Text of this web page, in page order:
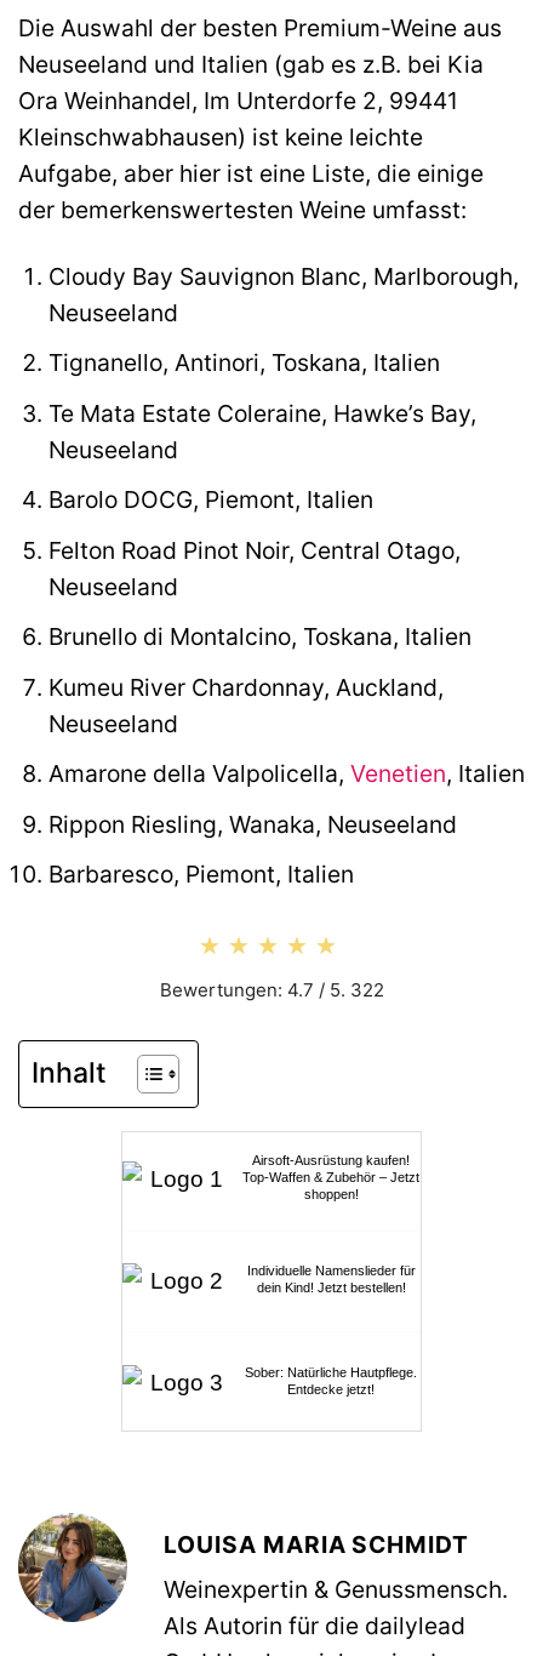
Die Auswahl der besten Premium-Weine aus
Neuseeland und Italien (gab es z.B. bei Kia
Ora Weinhandel, Im Unterdorfe 2, 99441
Kleinschwabhausen) ist keine leichte
Aufgabe, aber hier ist eine Liste, die einige
der bemerkenswertesten Weine umfasst:
Cloudy Bay Sauvignon Blanc, Marlborough,
Neuseeland
Tignanello, Antinori, Toskana, Italien
Te Mata Estate Coleraine, Hawke’s Bay,
Neuseeland
Barolo DOCG, Piemont, Italien
Felton Road Pinot Noir, Central Otago,
Neuseeland
Brunello di Montalcino, Toskana, Italien
Kumeu River Chardonnay, Auckland,
Neuseeland
Amarone della Valpolicella, Venetien, Italien
Rippon Riesling, Wanaka, Neuseeland
Barbaresco, Piemont, Italien
★★★★★
★★★★★
Bewertungen: 4.7 / 5. 322
Inhalt
Airsoft-Ausrüstung kaufen!
Top-Waffen & Zubehör – Jetzt
shoppen!
Individuelle Namenslieder für
dein Kind! Jetzt bestellen!
Sober: Natürliche Hautpflege.
Entdecke jetzt!
LOUISA MARIA SCHMIDT
Weinexpertin & Genussmensch.
Als Autorin für die dailylead